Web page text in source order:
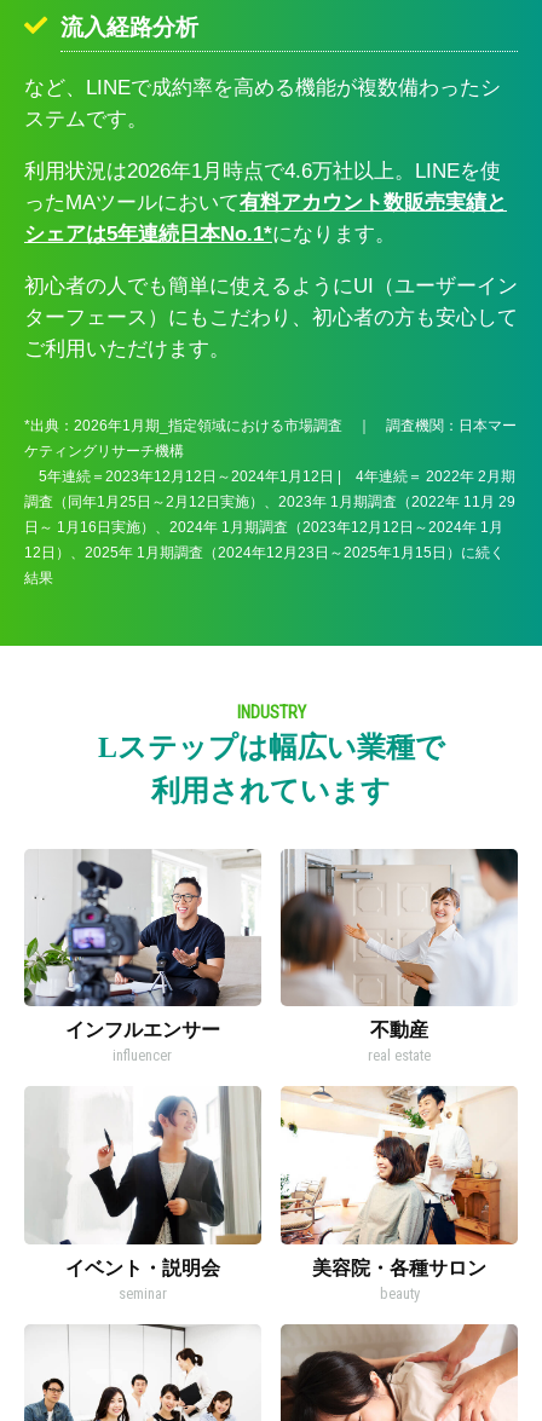
流入経路分析
など、LINEで成約率を高める機能が複数備わったシ
ステムです。
利用状況は2026年1月時点で4.6万社以上。LINEを使
ったMAツールにおいて有料アカウント数販売実績と
シェアは5年連続日本No.1*になります。
初心者の人でも簡単に使えるようにUI（ユーザーイン
ターフェース）にもこだわり、初心者の方も安心して
ご利用いただけます。
*出典：2026年1月期_指定領域における市場調査 ｜ 調査機関：日本マー
ケティングリサーチ機構
5年連続＝2023年12月12日～2024年1月12日 | 4年連続＝ 2022年 2月期
調査（同年1月25日～2月12日実施）、2023年 1月期調査（2022年 11月 29
日～ 1月16日実施）、2024年 1月期調査（2023年12月12日～2024年 1月
12日）、2025年 1月期調査（2024年12月23日～2025年1月15日）に続く
結果
INDUSTRY
Lステップは幅広い業種で
利用されています
インフルエンサー
influencer
不動産
real estate
イベント・説明会
seminar
美容院・各種サロン
beauty